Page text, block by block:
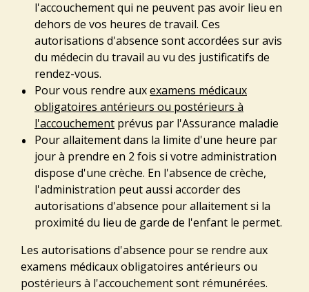
l'accouchement qui ne peuvent pas avoir lieu en
dehors de vos heures de travail. Ces
autorisations d'absence sont accordées sur avis
du médecin du travail au vu des justificatifs de
rendez-vous.
Pour vous rendre auxexamens médicaux
obligatoires antérieurs ou postérieurs à
l'accouchement prévus par l'Assurance maladie
Pour allaitement dans la limite d'une heure par
jour à prendre en 2 fois si votre administration
dispose d'une crèche. En l'absence de crèche,
l'administration peut aussi accorder des
autorisations d'absence pour allaitement si la
proximité du lieu de garde de l'enfant le permet.
Les autorisations d'absence pour se rendre aux
examens médicaux obligatoires antérieurs ou
postérieurs à l'accouchement sont rémunérées.